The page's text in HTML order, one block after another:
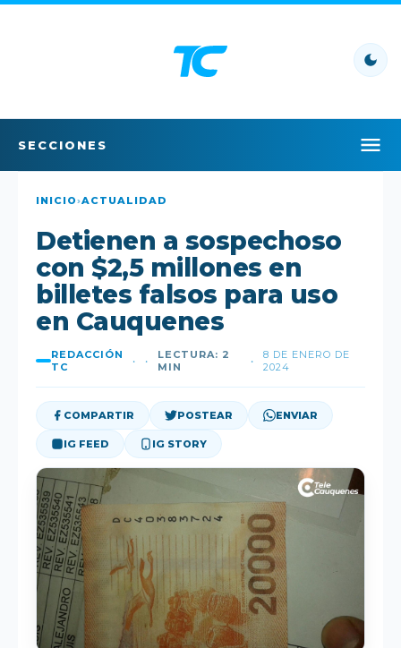
SECCIONES
LO ÚLTIMO
LO MÁS LEÍDO
POLÍTICA
POLICIAL
DEPORTES
OPINIÓN
CORPORATIVO
BUSCAR
INICIO›ACTUALIDAD
Detienen a sospechoso
con $2,5 millones en
billetes falsos para uso
en Cauquenes
REDACCIÓN
TC
• •
LECTURA: 2
MIN
•
8 DE ENERO DE
2024
COMPARTIR POSTEAR ENVIAR
IG FEED IG STORY